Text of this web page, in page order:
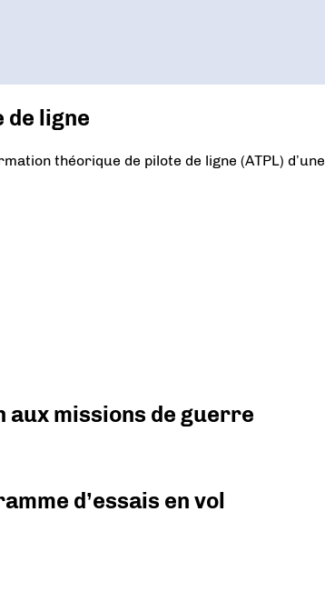
de ligne
théorique de pilote de ligne (ATPL) d’une
aux missions de guerre
d’essais en vol